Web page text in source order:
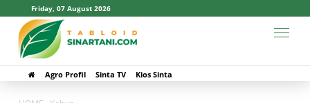
Friday, 07 August 2026
Agro Profil Sinta TV Kios Sinta